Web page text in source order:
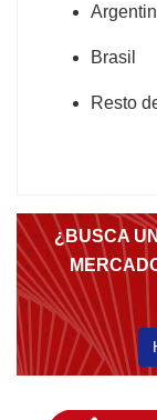
Brasil
Resto
¿BUSCA